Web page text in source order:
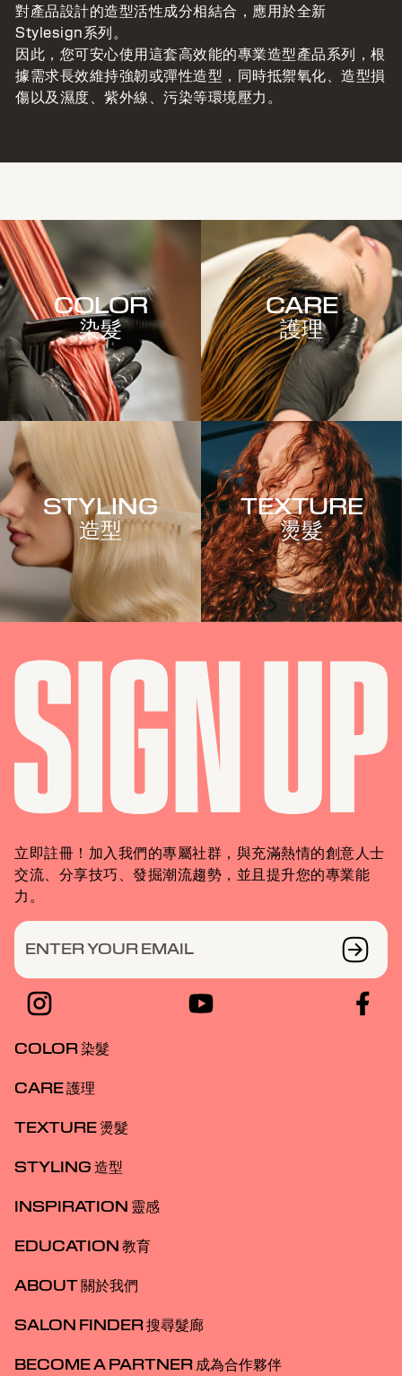
對產品設計的造型活性成分相結合，應用於全新
Stylesign系列。
因此，您可安心使用這套高效能的專業造型產品系列，根
據需求長效維持強韌或彈性造型，同時抵禦氧化、造型損
傷以及濕度、紫外線、污染等環境壓力。
COLOR
染髮
CARE
護理
STYLING
造型
TEXTURE
燙髮
立即註冊！加入我們的專屬社群，與充滿熱情的創意人士
交流、分享技巧、發掘潮流趨勢，並且提升您的專業能
力。
ENTER YOUR EMAIL
COLOR 染髮
CARE 護理
TEXTURE 燙髮
STYLING 造型
INSPIRATION 靈感
EDUCATION 教育
ABOUT 關於我們
SALON FINDER 搜尋髮廊
BECOME A PARTNER 成為合作夥伴